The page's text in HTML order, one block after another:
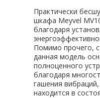
Практически
шкафа Meyvel
благодаря
Помимо прочего,
данная модель
полноценного
благодаря
гашения
находится в